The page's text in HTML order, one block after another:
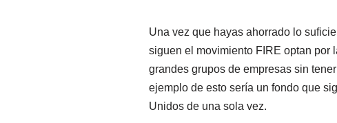
Una vez que hayas ahorrado lo
siguen el movimiento FIRE optan por
grandes grupos de empresas sin
ejemplo de esto sería un fondo que
Unidos de una sola vez.